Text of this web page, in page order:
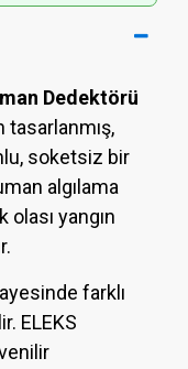
Dedektörü
tasarlanmış,
soketsiz bir
algılama
yangın
farklı
ELEKS